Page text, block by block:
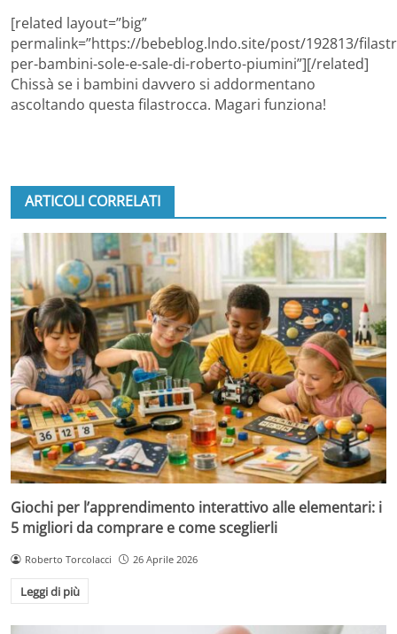
[related layout=”big”
permalink=”https://bebeblog.lndo.site/post/192813/
per-bambini-sole-e-sale-di-roberto-piumini”][/related]
Chissà se i bambini davvero si addormentano
ascoltando questa filastrocca. Magari funziona!
ARTICOLI CORRELATI
Giochi per l’apprendimento interattivo alle elementari: i
5 migliori da comprare e come sceglierli
Roberto Torcolacci 26 Aprile 2026
Leggi di più